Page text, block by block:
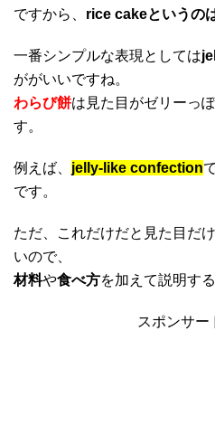
ですから、 rice cakeというの
一番シンプルな表現としては
ががいいですね。
わらび餅は見た目がゼリーっ
す。
例えば、 jelly-like confection
です。
ただ、これだけだと見た目だ
いので、
材料や食べ方を加えて説明す
スポンサー